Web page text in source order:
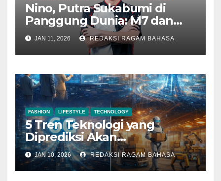
Nino, Putra Sukabumi di
Panggung Dunia: M7 dan
Janji yang Akhirnya Ditagih
JAN 11, 2026 REDAKSI RAGAM BAHASA
FASHION LIFESTYLE TECHNOLOGY
5 Tren Teknologi yang
Diprediksi Akan
Mendominasi Tahun 2026
JAN 10, 2026 REDAKSI RAGAM BAHASA